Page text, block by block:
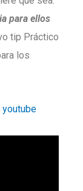
para ellos
tip Práctico
los
youtube